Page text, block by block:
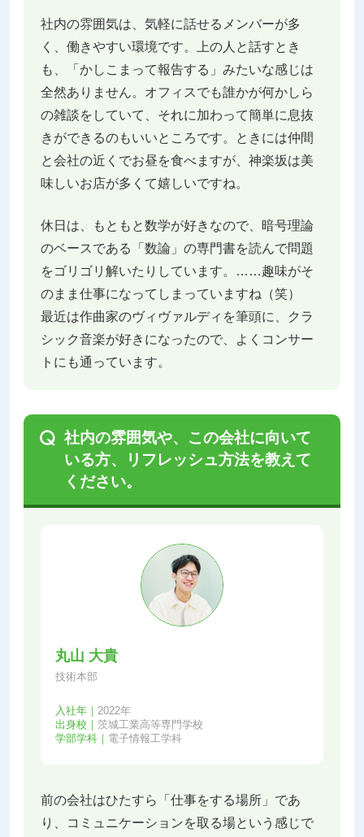
社内の雰囲気は、気軽に話せるメンバーが多
く、働きやすい環境です。上の人と話すとき
も、「かしこまって報告する」みたいな感じは
全然ありません。オフィスでも誰かが何かしら
の雑談をしていて、それに加わって簡単に息抜
きができるのもいいところです。ときには仲間
と会社の近くでお昼を食べますが、神楽坂は美
味しいお店が多くて嬉しいですね。
休日は、もともと数学が好きなので、暗号理論
のベースである「数論」の専門書を読んで問題
をゴリゴリ解いたりしています。……趣味がそ
のまま仕事になってしまっていますね（笑）
最近は作曲家のヴィヴァルディを筆頭に、クラ
シック音楽が好きになったので、よくコンサー
トにも通っています。
社内の雰囲気や、この会社に向いて
いる方、リフレッシュ方法を教えて
ください。
丸山 大貴
技術本部
入社年｜2022年
出身校｜茨城工業高等専門学校
学部学科｜ 電子情報工学科
前の会社はひたすら「仕事をする場所」であ
り、コミュニケーションを取る場という感じで